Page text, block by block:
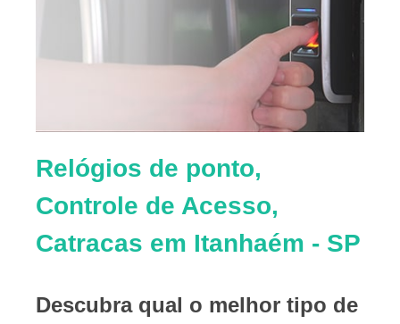
Relógios de ponto,
Controle de Acesso,
Catracas em Itanhaém - SP
Descubra qual o melhor tipo de